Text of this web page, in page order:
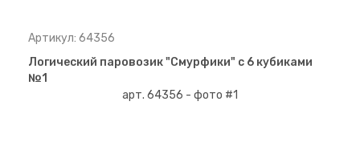
Артикул: 64356
Логический паровозик "Смурфики" с 6 кубиками
№1